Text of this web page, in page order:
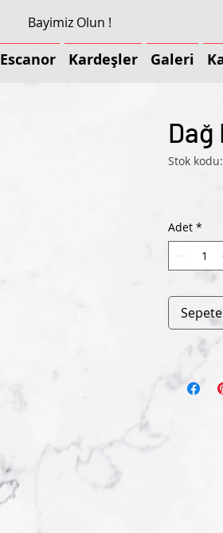
Escanor Kardeşler
Bayimiz Olun !
Escanor Kardeşler Galeri
Dağ
Stok
Adet *